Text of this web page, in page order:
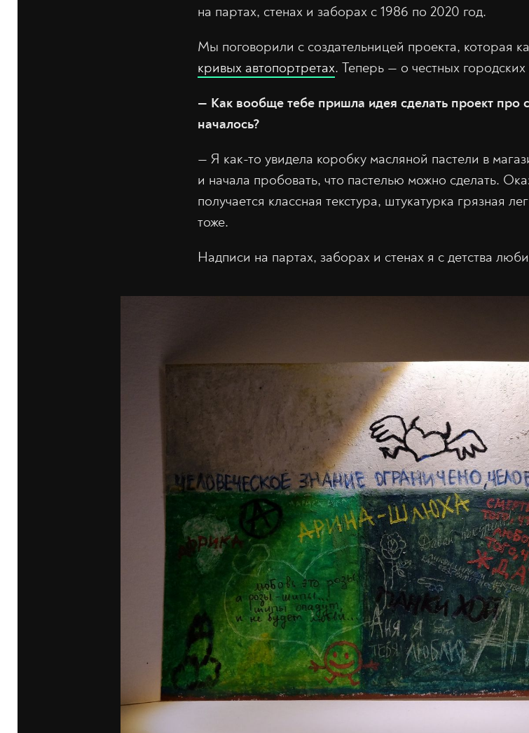
на партах, стенах и заборах с 1986 по 2020 год.
Мы поговорили с создательницей проекта, которая
кривых автопортретах. Теперь — о честных городских
— Как вообще тебе пришла идея сделать проект про
началось?
— Я как-то увидела коробку масляной пастели в
и начала пробовать, что пастелью можно сделать.
получается классная текстура, штукатурка грязная
тоже.
Надписи на партах, заборах и стенах я с детства